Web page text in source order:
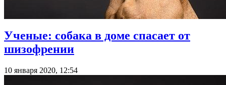
Ученые: собака в доме спасает от
шизофрении
10 января 2020, 12:54